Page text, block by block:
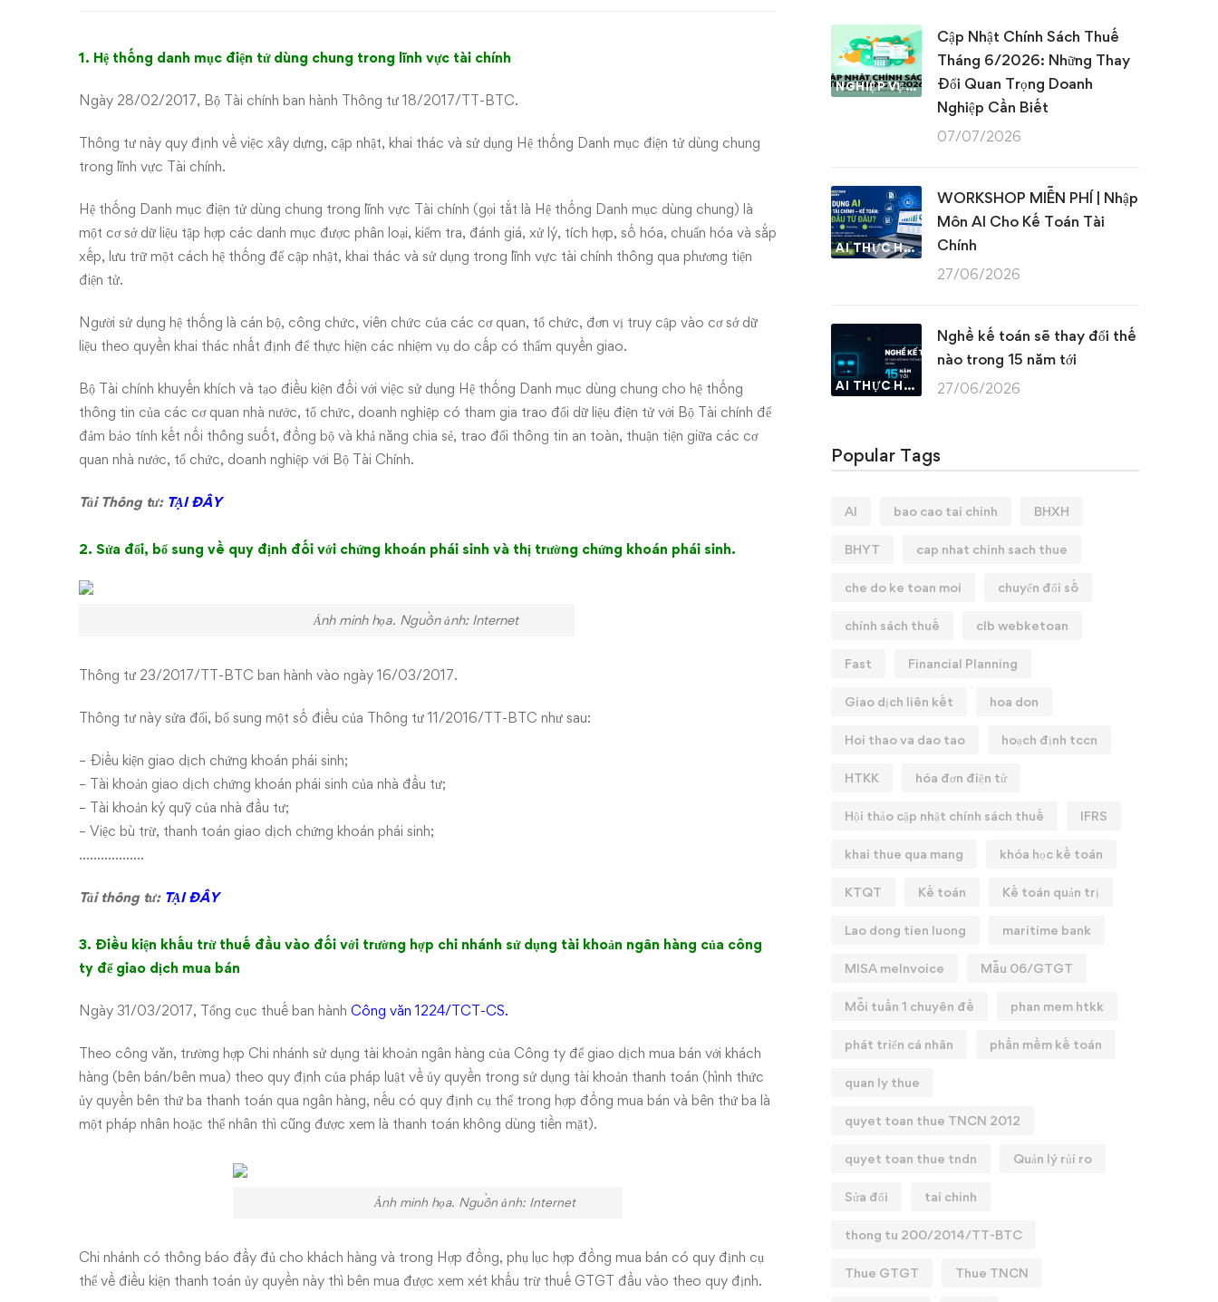
bản
thuế
mới
1. Hệ thống danh mục điện tử dùng chung trong lĩnh vực tài chính
Ngày 28/02/2017, Bộ Tài chính ban hành Thông tư 18/2017/TT-BTC.
Thông tư này quy định về việc xây dựng, cập nhật, khai thác và sử dụng Hệ thống Danh mục điện tử dùng chung
trong lĩnh vực Tài chính.
Hệ thống Danh mục điện tử dùng chung trong lĩnh vực Tài chính (gọi tắt là Hệ thống Danh mục dùng chung) là
một cơ sở dữ liệu tập hợp các danh mục được phân loại, kiểm tra, đánh giá, xử lý, tích hợp, số hóa, chuẩn hóa và sắp
xếp, lưu trữ một cách hệ thống để cập nhật, khai thác và sử dụng trong lĩnh vực tài chính thông qua phương tiện
điện tử.
Người sử dụng hệ thống là cán bộ, công chức, viên chức của các cơ quan, tổ chức, đơn vị truy cập vào cơ sở dữ
liệu theo quyền khai thác nhất định để thực hiện các nhiệm vụ do cấp có thẩm quyền giao.
Bộ Tài chính khuyến khích và tạo điều kiện đối với việc sử dụng Hệ thống Danh mục dùng chung cho hệ thống
thông tin của các cơ quan nhà nước, tổ chức, doanh nghiệp có tham gia trao đổi dữ liệu điện tử với Bộ Tài chính để
đảm bảo tính kết nối thông suốt, đồng bộ và khả năng chia sẻ, trao đổi thông tin an toàn, thuận tiện giữa các cơ
quan nhà nước, tổ chức, doanh nghiệp với Bộ Tài Chính.
Tải Thông tư: TẠI ĐÂY
2. Sửa đổi, bổ sung về quy định đối với chứng khoán phái sinh và thị trường chứng khoán phái sinh.
Ảnh minh họa. Nguồn ảnh: Internet
Thông tư 23/2017/TT-BTC ban hành vào ngày 16/03/2017.
Thông tư này sửa đổi, bổ sung một số điều của Thông tư 11/2016/TT-BTC như sau:
– Điều kiện giao dịch chứng khoán phái sinh;
– Tài khoản giao dịch chứng khoán phái sinh của nhà đầu tư;
– Tài khoản ký quỹ của nhà đầu tư;
– Việc bù trừ, thanh toán giao dịch chứng khoán phái sinh;
………………
Tải thông tư: TẠI ĐÂY
3. Điều kiện khấu trừ thuế đầu vào đối với trường hợp chi nhánh sử dụng tài khoản ngân hàng của công
ty để giao dịch mua bán
Ngày 31/03/2017, Tổng cục thuế ban hành Công văn 1224/TCT-CS.
Theo công văn, trường hợp Chi nhánh sử dụng tài khoản ngân hàng của Công ty để giao dịch mua bán với khách
hàng (bên bán/bên mua) theo quy định của pháp luật về ủy quyền trong sử dụng tài khoản thanh toán (hình thức
ủy quyền bên thứ ba thanh toán qua ngân hàng, nếu có quy định cụ thể trong hợp đồng mua bán và bên thứ ba là
một pháp nhân hoặc thể nhân thì cũng được xem là thanh toán không dùng tiền mặt).
Ảnh minh họa. Nguồn ảnh: Internet
Chi nhánh có thông báo đầy đủ cho khách hàng và trong Hợp đồng, phụ lục hợp đồng mua bán có quy định cụ
thể về điều kiện thanh toán ủy quyền này thì bên mua được xem xét khấu trừ thuế GTGT đầu vào theo quy định.
NGHIỆP VỤ KẾ TOÁN & THUẾ
Cập Nhật Chính Sách Thuế
Tháng 6/2026: Những Thay
Đổi Quan Trọng Doanh
Nghiệp Cần Biết
07/07/2026
AI THỰC HÀNH
WORKSHOP MIỄN PHÍ | Nhập
Môn AI Cho Kế Toán Tài
Chính
27/06/2026
AI THỰC HÀNH
Nghề kế toán sẽ thay đổi thế
nào trong 15 năm tới
27/06/2026
Popular Tags
AI bao cao tai chinh BHXH
BHYT cap nhat chinh sach thue
che do ke toan moi chuyển đổi số
chính sách thuế clb webketoan
Fast Financial Planning
Giao dịch liên kết hoa don
Hoi thao va dao tao hoạch định tccn
HTKK hóa đơn điện tử
Hội thảo cập nhật chính sách thuế IFRS
khai thue qua mang khóa học kế toán
KTQT Kế toán Kế toán quản trị
Lao dong tien luong maritime bank
MISA meInvoice Mẫu 06/GTGT
Mỗi tuần 1 chuyên đề phan mem htkk
phát triển cá nhân phần mềm kế toán
quan ly thue
quyet toan thue TNCN 2012
quyet toan thue tndn Quản lý rủi ro
Sửa đổi tai chinh
thong tu 200/2014/TT-BTC
Thue GTGT Thue TNCN